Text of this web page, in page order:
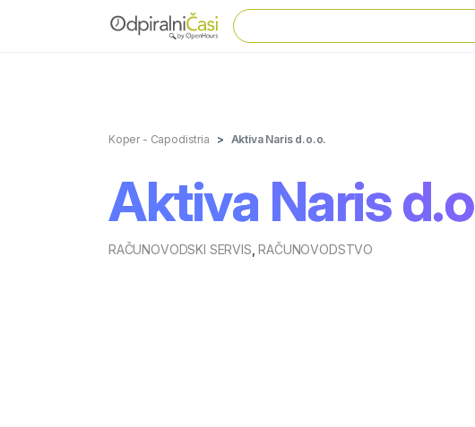
Koper - Capodistria Aktiva Naris d.o.o.
Aktiva Naris
RAČUNOVODSKI SERVIS ,RAČUNOVODSTVO